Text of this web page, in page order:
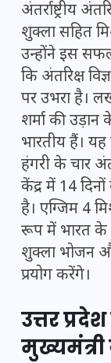
अंतर्राष्ट्रीय
शुक्ला सहित
उन्होंने इस
कि अंतरिक्ष
पर उभरा है।
शर्मा की
भारतीय हैं।
हंगरी के चार
केंद्र में 14
है। एग्जिम 4
रूप में भारत के
शुक्ला भोजन
प्रयोग करेंगे।
उत्तर